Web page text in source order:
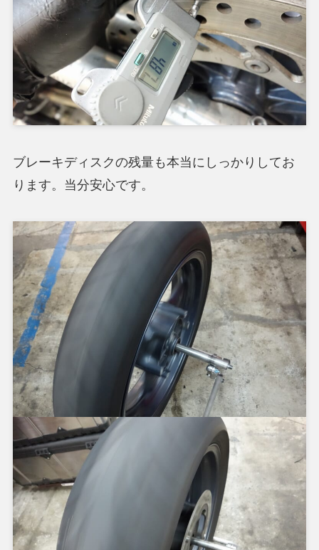
ブレーキディスクの残量も本当にしっかりしてお
ります。当分安心です。